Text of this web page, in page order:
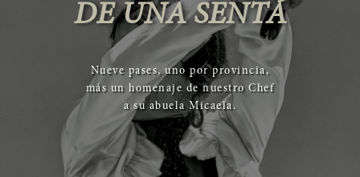
DE UNA SENTÁ
Nueve pases, uno por provincia,
más un homenaje de nuestro Chef
a su abuela Micaela.